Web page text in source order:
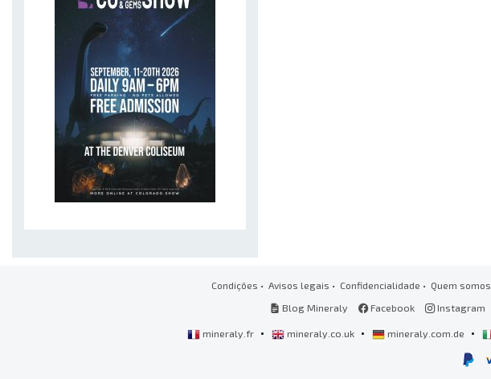
Condições • Avisos legais • Confidencialidade • Quem
Blog Mineraly
Facebook Instagram
mineraly.fr • mineraly.co.uk • mineraly.com.de •